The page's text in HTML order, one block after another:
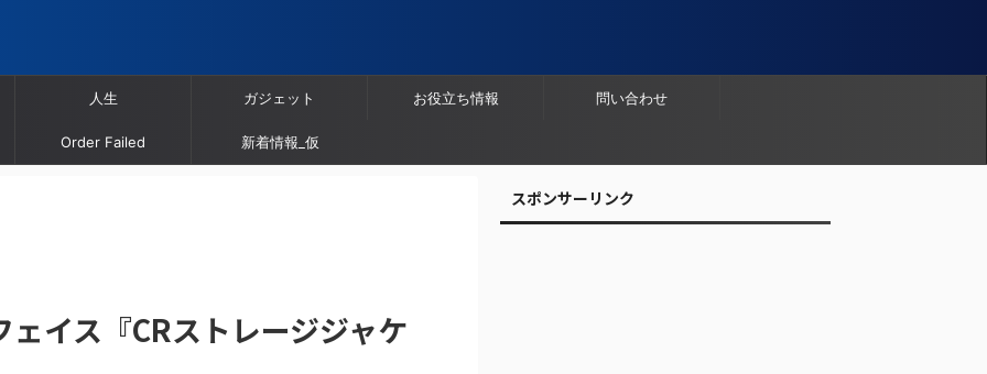
人生 ガジェット お役立ち情報 問い合わせ
Order Failed 新着情報_仮
イス『CRストレージジャケ
スポンサーリンク